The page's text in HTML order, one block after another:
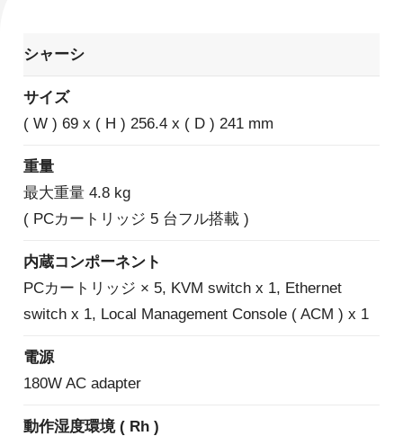
シャーシ
サイズ
( W ) 69 x ( H ) 256.4 x ( D ) 241 mm
重量
最大重量 4.8 kg
( PCカートリッジ 5 台フル搭載 )
内蔵コンポーネント
PCカートリッジ × 5, KVM switch x 1, Ethernet
switch x 1, Local Management Console ( ACM ) x 1
電源
180W AC adapter
動作湿度環境 ( Rh )